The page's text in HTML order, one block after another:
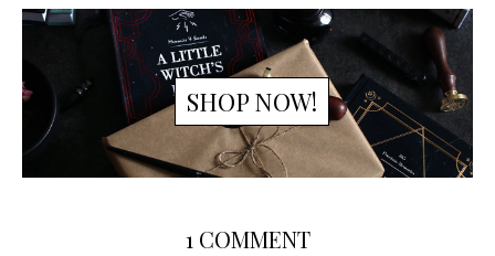
SHOP NOW!
1 COMMENT